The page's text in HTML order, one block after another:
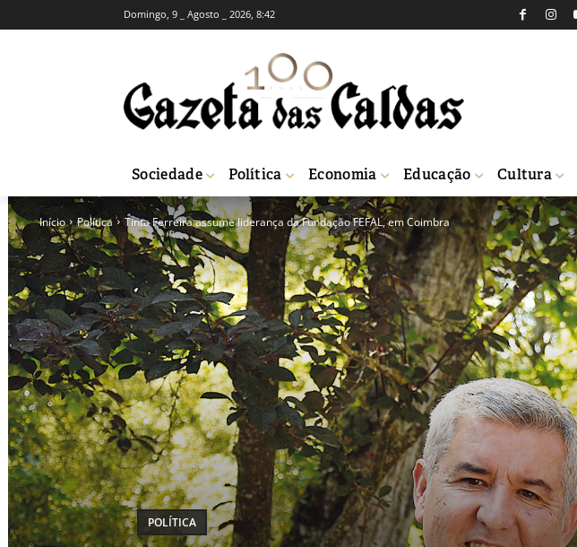
Domingo, 9 _ Agosto _ 2026, 8:42
Sociedade Política Economia Educação Cultura
Início Política Tinta Ferreira assume liderança da Fundação FEFAL, em Coimbra
POLÍTICA